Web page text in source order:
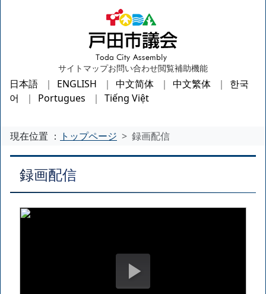
サイトマップお問い合わせ閲覧補助機能
日本語 ENGLISH 中文简体 中文繁体
한국
어
Portugues Tiếng Việt
現在位置 ： トップページ 録画配信
録画配信